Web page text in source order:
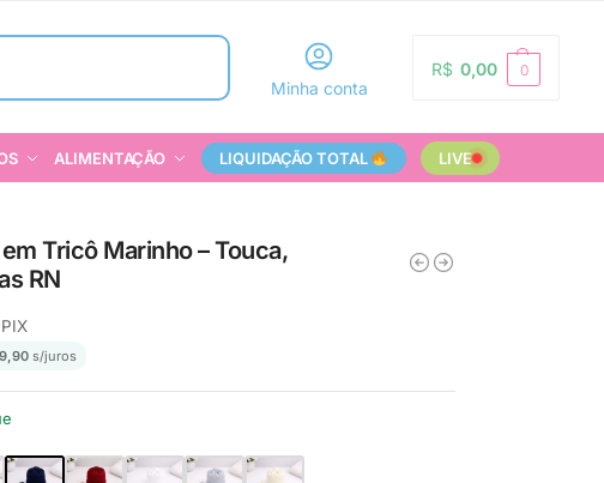
Pesquisar
Minha conta
R$ 0,00 0
ALIMENTAÇÃO LIQUIDAÇÃO TOTAL LIVE
Tricô Marinho – Touca,
RN
s/juros